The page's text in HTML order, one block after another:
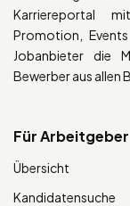
Karriereportal
Promotion,
Jobanbieter die
Bewerber aus allen
Für Arbeitgeber
Übersicht
Kandidatensuche